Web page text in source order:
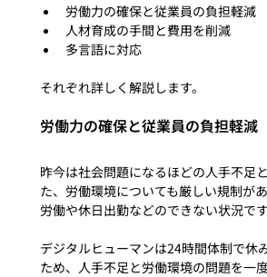
労働力の確保と従業員の負担軽減
人材育成の手間と費用を削減
多言語に対応
労働力の確保と従業員の負担軽減
昨今は社会問題になるほどの人手不足
た、労働環境についても厳しい規制が
労働や休日出勤などのできない状況です
デジタルヒューマンは24時間体制で休
ため、人手不足と労働環境の問題を一